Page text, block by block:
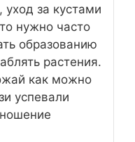
уход за кустами
нужно часто
образованию
растения.
как можно
успевали